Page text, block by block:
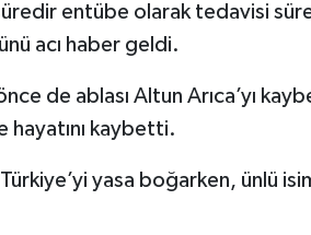
entübe olarak tedavisi
acı haber geldi.
de ablası Altun Arıca’yı
kaybetti.
Türkiye’yi yasa boğarken, ünlü